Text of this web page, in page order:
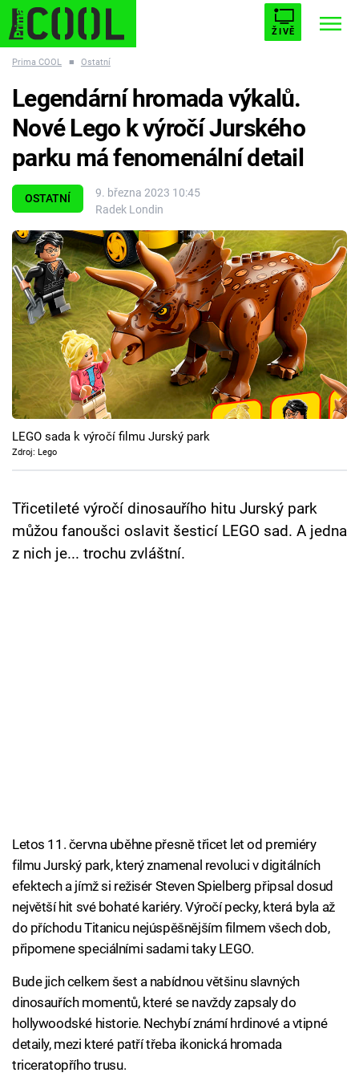
ŽIVĚ
ESCAPE PLNEJ KOTEL AVENGERS 5
Témata
Filmy
Seriály
Hry
Cool Esport
Pořady
TV Program
Přihlášení
Prima COOL ■ Ostatní
OSTATNÍ
9. března 2023 10:45
Radek Londin
Legendární hromada výkalů.
Nové Lego k výročí Jurského
parku má fenomenální detail
LEGO sada k výročí filmu Jurský park
Zdroj: Lego
Třicetileté výročí dinosauřího hitu Jurský park
můžou fanoušci oslavit šesticí LEGO sad. A jedna
z nich je... trochu zvláštní.
Letos 11. června uběhne přesně třicet let od premiéry
filmu Jurský park, který znamenal revoluci v digitálních
efektech a jímž si režisér Steven Spielberg připsal dosud
největší hit své bohaté kariéry. Výročí pecky, která byla až
do příchodu Titanicu nejúspěšnějším filmem všech dob,
připomene speciálními sadami taky LEGO.
Bude jich celkem šest a nabídnou většinu slavných
dinosauřích momentů, které se navždy zapsaly do
hollywoodské historie. Nechybí známí hrdinové a vtipné
detaily, mezi které patří třeba ikonická hromada
triceratopřího trusu.